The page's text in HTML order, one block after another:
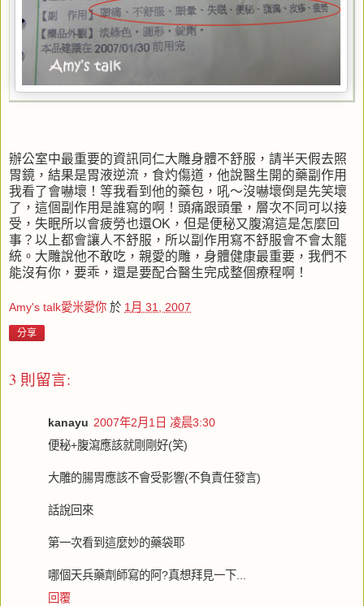
辦公室中最重要的資訊同仁大雕身體不舒服，請半天假去照
胃鏡，結果是胃液逆流，食灼傷道，他說醫生開的藥副作用
我看了會嚇壞！等我看到他的藥包，吼～沒嚇壞倒是先笑壞
了，這個副作用是誰寫的啊！頭痛跟頭暈，層次不同可以接
受，失眠所以會疲勞也還OK，但是便秘又腹瀉這是怎麼回
事？以上都會讓人不舒服，所以副作用寫不舒服會不會太籠
統。大雕說他不敢吃，親愛的雕，身體健康最重要，我們不
能沒有你，要乖，還是要配合醫生完成整個療程啊！
Amy's talk愛米愛你 於 1月 31, 2007
分享
3 則留言:
kanayu 2007年2月1日 凌晨3:30
便秘+腹瀉應該就剛剛好(笑)
大雕的腸胃應該不會受影響(不負責任發言)
話說回來
第一次看到這麼妙的藥袋耶
哪個天兵藥劑師寫的阿?真想拜見一下...
回覆